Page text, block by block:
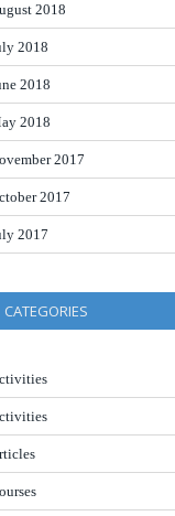
2018
2018
2018
2018
2017
2017
2017
CATEGORIES